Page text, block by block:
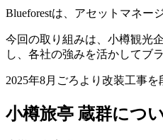
Blueforestは、アセットマネー
今回の取り組みは、小樽観光
し、各社の強みを活かしてブ
2025年8月ごろより改装工事
小樽旅亭 蔵群につ